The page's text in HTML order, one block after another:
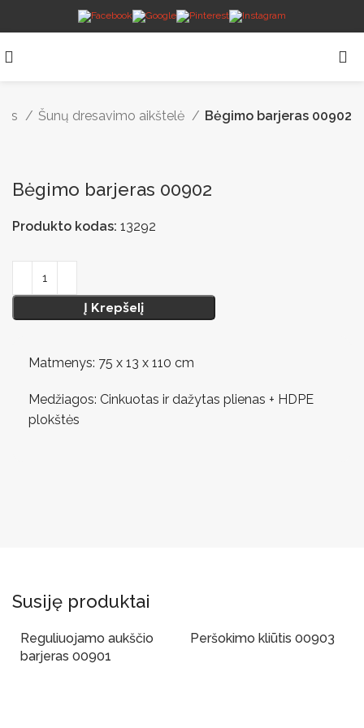
Šunų dresavimo aikštelė Bėgimo barjeras 00902
Bėgimo barjeras 00902
Produkto kodas: 13292
Į Krepšelį
Matmenys: 75 x 13 x 110 cm
Medžiagos: Cinkuotas ir dažytas plienas + HDPE
plokštės
Susiję produktai
Reguliuojamo aukščio
barjeras 00901
Peršokimo kliūtis 00903